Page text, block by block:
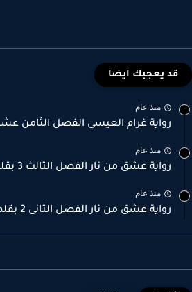
قد يعجبك ايضا
منذ عام
رواية غرام العيسى الفصل الثامن عشر 18 بقلم أسماء السيد
منذ عام
رواية عشق من نار الفصل الثالث 3 بقلم كيان كاتبة
منذ عام
رواية عشق من نار الفصل الثانى 2 بقلم كيان كاتبة